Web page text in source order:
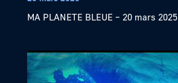
MA PLANETE BLEUE – 20 mars 2025